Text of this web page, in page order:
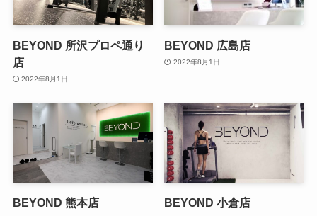
BEYOND 所沢プロペ通り
店
2022年8月1日
BEYOND 広島店
2022年8月1日
BEYOND 熊本店 BEYOND 小倉店